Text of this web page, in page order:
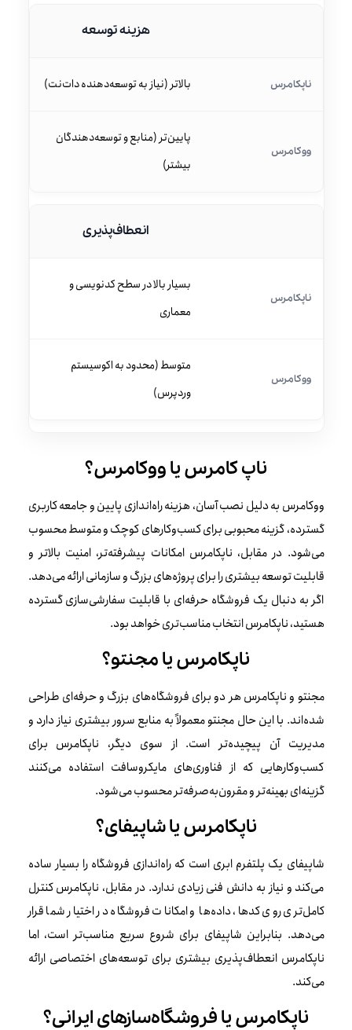
هزینه توسعه
بالاتر (نیاز به توسعه‌دهنده دات‌نت)
پایین‌تر (منابع و توسعه‌دهندگان
بیشتر)
انعطاف‌پذیری
بسیار بالا در سطح کدنویسی و
معماری
متوسط (محدود به اکوسیستم
وردپرس)
ناپ کامرس یا ووکامرس؟
ووکامرس به دلیل نصب آسان، هزینه راه‌اندازی پایین و جامعه کاربری
گسترده، گزینه محبوبی برای کسب‌وکارهای کوچک و متوسط محسوب
می‌شود. در مقابل، ناپکامرس امکانات پیشرفته‌تر، امنیت بالاتر و
قابلیت توسعه بیشتری را برای پروژه‌های بزرگ و سازمانی ارائه می‌دهد.
اگر به دنبال یک فروشگاه حرفه‌ای با قابلیت سفارشی‌سازی گسترده
هستید، ناپکامرس انتخاب مناسب‌تری خواهد بود.
ناپکامرس یا مجنتو؟
مجنتو و ناپکامرس هر دو برای فروشگاه‌های بزرگ و حرفه‌ای طراحی
شده‌اند. با این حال مجنتو معمولاً به منابع سرور بیشتری نیاز دارد و
مدیریت آن پیچیده‌تر است. از سوی دیگر، ناپکامرس برای
کسب‌وکارهایی که از فناوری‌های مایکروسافت استفاده می‌کنند
گزینه‌ای بهینه‌تر و مقرون‌به‌صرفه‌تر محسوب می‌شود.
ناپکامرس یا شاپیفای؟
شاپیفای یک پلتفرم ابری است که راه‌اندازی فروشگاه را بسیار ساده
می‌کند و نیاز به دانش فنی زیادی ندارد. در مقابل، ناپکامرس کنترل
کامل‌تری روی کدها، داده‌ها و امکانات فروشگاه در اختیار شما قرار
می‌دهد. بنابراین شاپیفای برای شروع سریع مناسب‌تر است، اما
ناپکامرس انعطاف‌پذیری بیشتری برای توسعه‌های اختصاصی ارائه
می‌کند.
ناپکامرس یا فروشگاه‌سازهای ایرانی؟